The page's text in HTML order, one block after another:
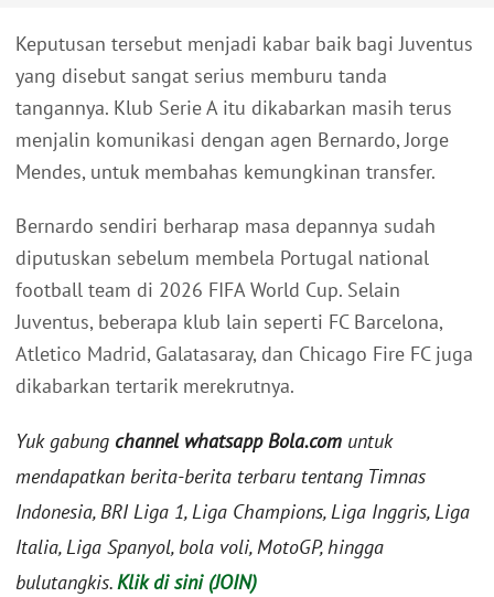
Keputusan tersebut menjadi kabar baik bagi Juventus
yang disebut sangat serius memburu tanda
tangannya. Klub Serie A itu dikabarkan masih terus
menjalin komunikasi dengan agen Bernardo, Jorge
Mendes, untuk membahas kemungkinan transfer.
Bernardo sendiri berharap masa depannya sudah
diputuskan sebelum membela Portugal national
football team di 2026 FIFA World Cup. Selain
Juventus, beberapa klub lain seperti FC Barcelona,
Atletico Madrid, Galatasaray, dan Chicago Fire FC juga
dikabarkan tertarik merekrutnya.
Yuk gabung channel whatsapp Bola.com untuk
mendapatkan berita-berita terbaru tentang Timnas
Indonesia, BRI Liga 1, Liga Champions, Liga Inggris, Liga
Italia, Liga Spanyol, bola voli, MotoGP, hingga
bulutangkis.Klik di sini (JOIN)